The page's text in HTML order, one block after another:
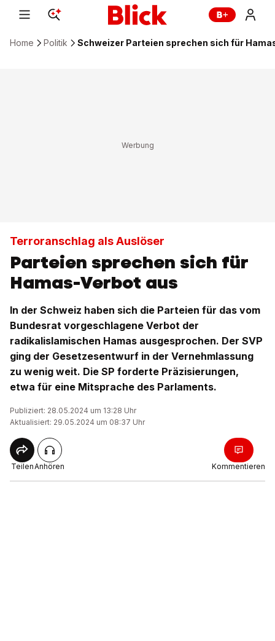
Home Politik Schweizer Parteien sprechen sich für
Terroranschlag als Auslöser
Parteien sprechen sich für
Hamas-Verbot aus
In der Schweiz haben sich die Parteien für das vom
Bundesrat vorgeschlagene Verbot der
radikalislamischen Hamas ausgesprochen. Der SVP
ging der Gesetzesentwurf in der Vernehmlassung
zu wenig weit. Die SP forderte Präzisierungen,
etwa für eine Mitsprache des Parlaments.
Publiziert: 28.05.2024 um 13:28 Uhr
Aktualisiert: 29.05.2024 um 08:37 Uhr
TeilenAnhören Kommentieren